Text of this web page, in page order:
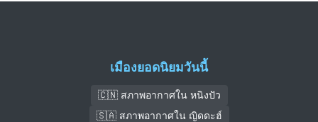
เมืองยอดนิยมวันนี้
🇨🇳 สภาพอากาศใน หนิงปัว
🇸🇦 สภาพอากาศใน ญิดดะฮ์